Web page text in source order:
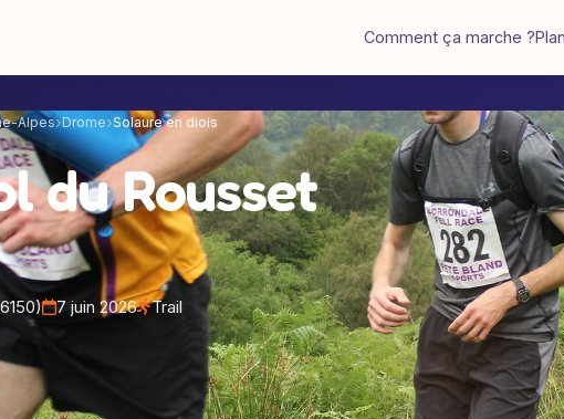
Comment ça marche ?
Alpes Drome Solaure en diois
du Rousset
7 juin 2026 Trail